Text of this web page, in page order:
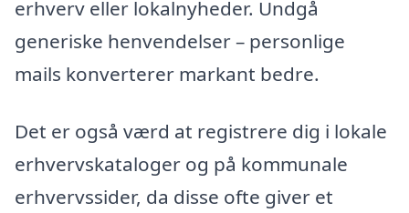
erhverv eller lokalnyheder. Undgå
generiske henvendelser – personlige
mails konverterer markant bedre.
Det er også værd at registrere dig i lokale
erhvervskataloger og på kommunale
erhvervssider, da disse ofte giver et